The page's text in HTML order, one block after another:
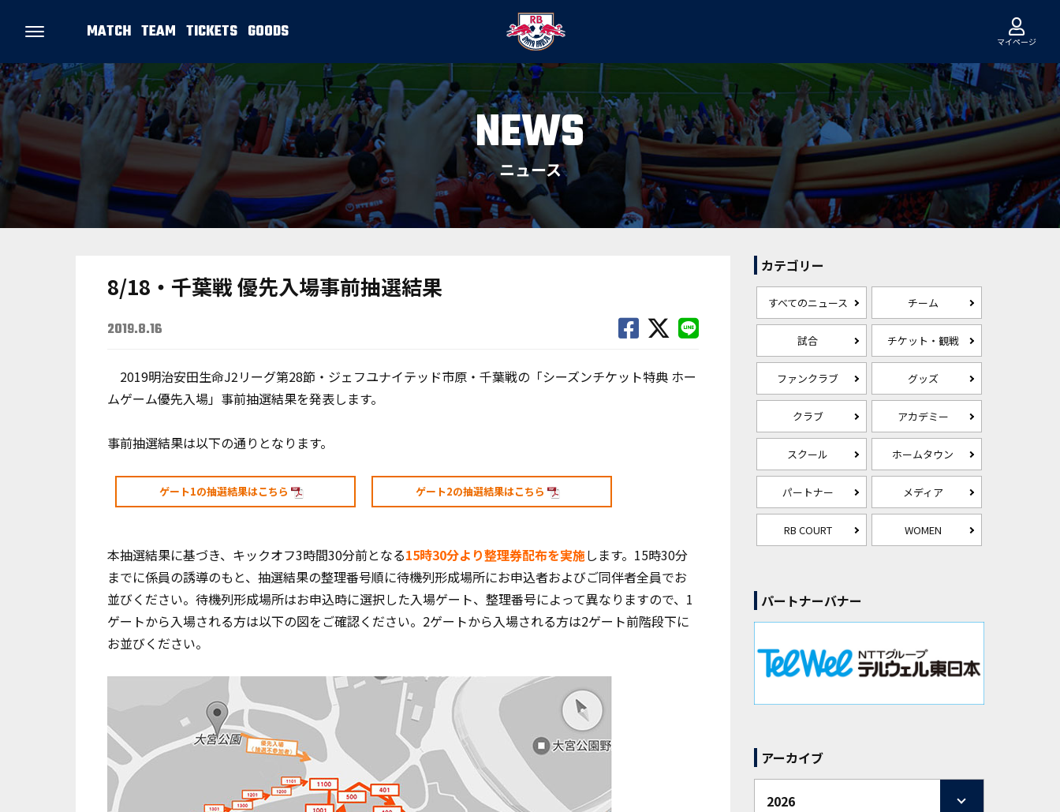
MATCH TEAM TICKETS GOODS マイページ
NEWS
ニュース
8/18・千葉戦 優先入場事前抽選結果
2019.8.16
2019明治安田生命J2リーグ第28節・ジェフユナイテッド市原・千葉戦の「シーズンチケット特典 ホー
ムゲーム優先入場」事前抽選結果を発表します。
事前抽選結果は以下の通りとなります。
ゲート1の抽選結果はこちら ゲート2の抽選結果はこちら
本抽選結果に基づき、キックオフ3時間30分前となる15時30分より整理券配布を実施します。15時30分
までに係員の誘導のもと、抽選結果の整理番号順に待機列形成場所にお申込者およびご同伴者全員でお
並びください。待機列形成場所はお申込時に選択した入場ゲート、整理番号によって異なりますので、1
ゲートから入場される方は以下の図をご確認ください。2ゲートから入場される方は2ゲート前階段下に
お並びください。
カテゴリー
すべてのニュース チーム
試合 チケット・観戦
ファンクラブ グッズ
クラブ アカデミー
スクール ホームタウン
パートナー メディア
RB COURT WOMEN
パートナーバナー
アーカイブ
2026